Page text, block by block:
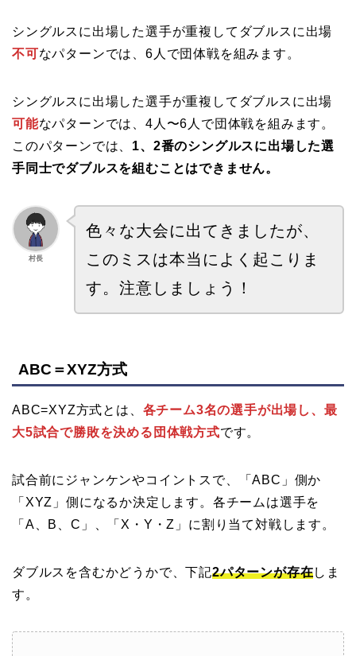
シングルスに出場した選手が重複してダブルスに出場
不可なパターンでは、6人で団体戦を組みます。
シングルスに出場した選手が重複してダブルスに出場
可能なパターンでは、4人〜6人で団体戦を組みます。
このパターンでは、 1、2番のシングルスに出場した選
手同士でダブルスを組むことはできません。
村長
色々な大会に出てきましたが、
このミスは本当によく起こりま
す。注意しましょう！
ABC＝XYZ方式
ABC=XYZ方式とは、 各チーム3名の選手が出場し、最
大5試合で勝敗を決める団体戦方式です。
試合前にジャンケンやコイントスで、「ABC」側か
「XYZ」側になるか決定します。各チームは選手を
「A、B、C」、「X・Y・Z」に割り当て対戦します。
ダブルスを含むかどうかで、下記2パターンが存在しま
す。